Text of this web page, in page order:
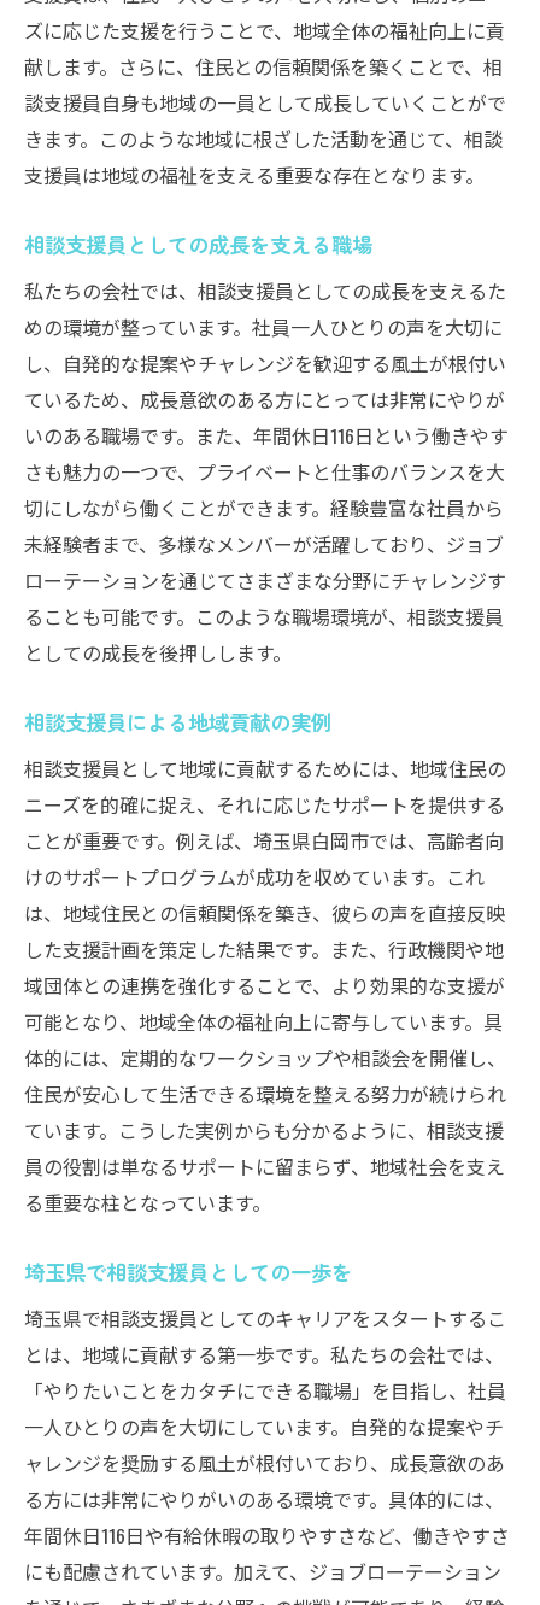
福祉の未来に繋がる相談支援員の求人
白岡市で相談支援員としてのやりがいを発見
相談支援員としてのやりがいを見つける
白岡市で相談支援員が得られる喜び
相談支援員としての充実した日々
相談支援員が見つける人生の充実感
白岡市で相談支援員としての意義を実感
福祉の相談支援員として成長する職場
相談支援員が成長するための職場環境
福祉の現場で相談支援員が成長する理由
相談支援員としての成長を促す要素
成長を実感できる相談支援員の職場
福祉の中で相談支援員としての成長を
相談支援員としての職場選びのポイント
ズに応じた支援を行うことで、地域全体の福祉向上に貢
献します。さらに、住民との信頼関係を築くことで、相
談支援員自身も地域の一員として成長していくことがで
きます。このような地域に根ざした活動を通じて、相談
支援員は地域の福祉を支える重要な存在となります。
相談支援員としての成長を支える職場
私たちの会社では、相談支援員としての成長を支えるた
めの環境が整っています。社員一人ひとりの声を大切に
し、自発的な提案やチャレンジを歓迎する風土が根付い
ているため、成長意欲のある方にとっては非常にやりが
いのある職場です。また、年間休日116日という働きやす
さも魅力の一つで、プライベートと仕事のバランスを大
切にしながら働くことができます。経験豊富な社員から
未経験者まで、多様なメンバーが活躍しており、ジョブ
ローテーションを通じてさまざまな分野にチャレンジす
ることも可能です。このような職場環境が、相談支援員
としての成長を後押しします。
相談支援員による地域貢献の実例
相談支援員として地域に貢献するためには、地域住民の
ニーズを的確に捉え、それに応じたサポートを提供する
ことが重要です。例えば、埼玉県白岡市では、高齢者向
けのサポートプログラムが成功を収めています。これ
は、地域住民との信頼関係を築き、彼らの声を直接反映
した支援計画を策定した結果です。また、行政機関や地
域団体との連携を強化することで、より効果的な支援が
可能となり、地域全体の福祉向上に寄与しています。具
体的には、定期的なワークショップや相談会を開催し、
住民が安心して生活できる環境を整える努力が続けられ
ています。こうした実例からも分かるように、相談支援
員の役割は単なるサポートに留まらず、地域社会を支え
る重要な柱となっています。
埼玉県で相談支援員としての一歩を
埼玉県で相談支援員としてのキャリアをスタートするこ
とは、地域に貢献する第一歩です。私たちの会社では、
「やりたいことをカタチにできる職場」を目指し、社員
一人ひとりの声を大切にしています。自発的な提案やチ
ャレンジを奨励する風土が根付いており、成長意欲のあ
る方には非常にやりがいのある環境です。具体的には、
年間休日116日や有給休暇の取りやすさなど、働きやすさ
にも配慮されています。加えて、ジョブローテーション